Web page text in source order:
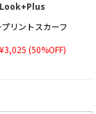
リントスカーフ
¥3,025 (50%OFF)